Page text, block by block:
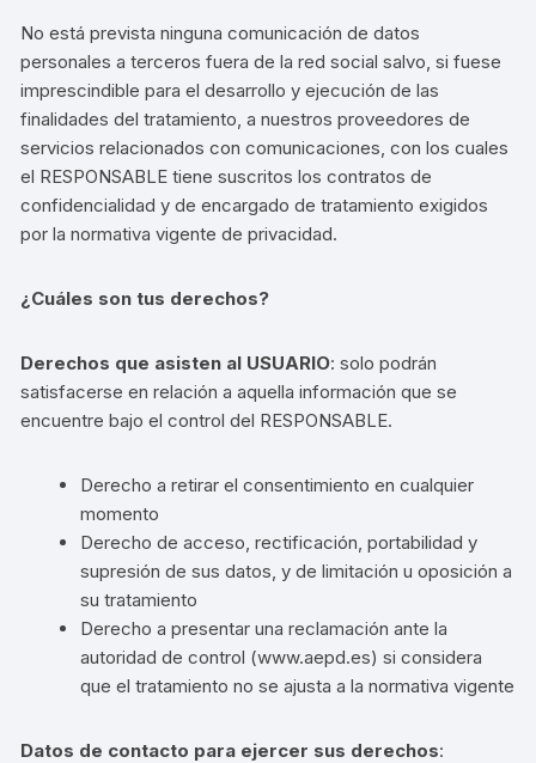
No está prevista ninguna comunicación de datos
personales a terceros fuera de la red social salvo, si fuese
imprescindible para el desarrollo y ejecución de las
finalidades del tratamiento, a nuestros proveedores de
servicios relacionados con comunicaciones, con los cuales
el RESPONSABLE tiene suscritos los contratos de
confidencialidad y de encargado de tratamiento exigidos
por la normativa vigente de privacidad.
¿Cuáles son tus derechos?
Derechos que asisten al USUARIO: solo podrán
satisfacerse en relación a aquella información que se
encuentre bajo el control del RESPONSABLE.
Derecho a retirar el consentimiento en cualquier
momento
Derecho de acceso, rectificación, portabilidad y
supresión de sus datos, y de limitación u oposición a
su tratamiento
Derecho a presentar una reclamación ante la
autoridad de control (www.aepd.es) si considera
que el tratamiento no se ajusta a la normativa vigente
Datos de contacto para ejercer sus derechos: